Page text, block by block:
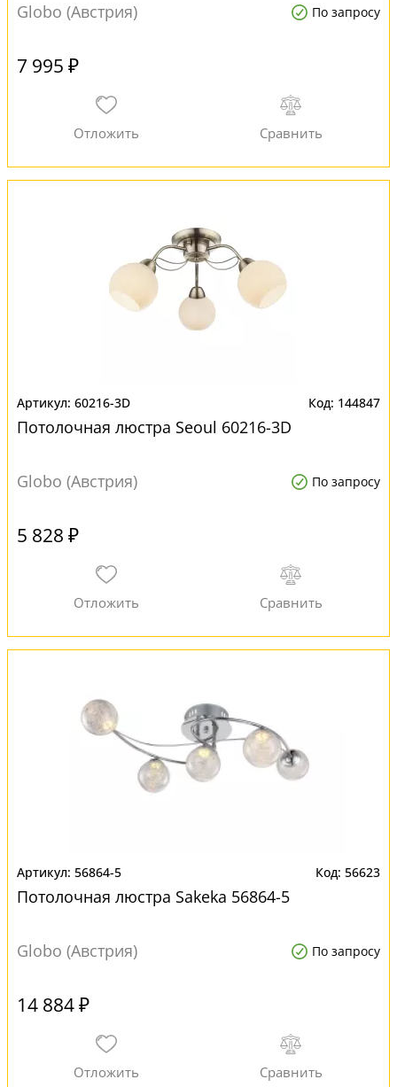
Globo (Австрия) По запросу
7 995 ₽
60216-3D 144847
Потолочная люстра Seoul 60216-3D
Globo (Австрия) По запросу
5 828 ₽
56864-5 56623
Потолочная люстра Sakeka 56864-5
Globo (Австрия) По запросу
14 884 ₽